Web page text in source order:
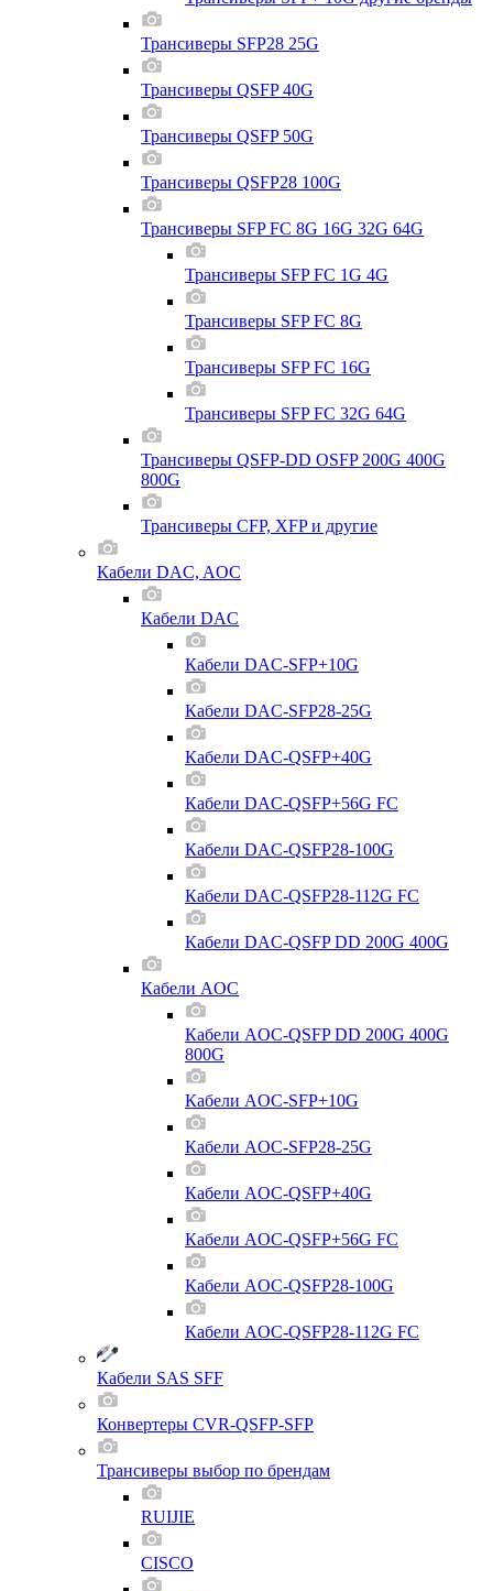
Трансиверы SFP28 25G
Трансиверы QSFP 40G
Трансиверы QSFP 50G
Трансиверы QSFP28 100G
Трансиверы SFP FC 8G 16G 32G 64G
Трансиверы SFP FC 1G 4G
Трансиверы SFP FC 8G
Трансиверы SFP FC 16G
Трансиверы SFP FC 32G 64G
Трансиверы QSFP-DD OSFP 200G 400G
800G
Трансиверы CFP, XFP и другие
Кабели DAC, AOC
Кабели DAC
Кабели DAC-SFP+10G
Кабели DAC-SFP28-25G
Кабели DAC-QSFP+40G
Кабели DAC-QSFP+56G FC
Кабели DAC-QSFP28-100G
Кабели DAC-QSFP28-112G FC
Кабели DAC-QSFP DD 200G 400G
Кабели AOC
Кабели AOC-QSFP DD 200G 400G
800G
Кабели AOC-SFP+10G
Кабели AOC-SFP28-25G
Кабели AOC-QSFP+40G
Кабели AOC-QSFP+56G FC
Кабели AOC-QSFP28-100G
Кабели AOC-QSFP28-112G FC
Кабели SAS SFF
Конвертеры CVR-QSFP-SFP
Трансиверы выбор по брендам
RUIJIE
CISCO